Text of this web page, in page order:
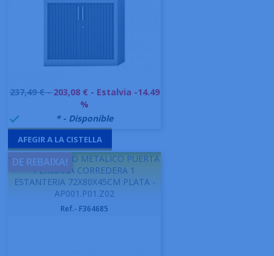
Preu
237,49 € -203,08 € - Estalvia -14.49
%
 * - Disponible
AFEGIR A LA CISTELLA
-GAPSA ARMARIO METALICO PUERTA
PERSIANA CORREDERA 1
ESTANTERIA 72X80X45CM PLATA -
AP001.P01.Z02
Ref.- F364685
DE REBAIXA!